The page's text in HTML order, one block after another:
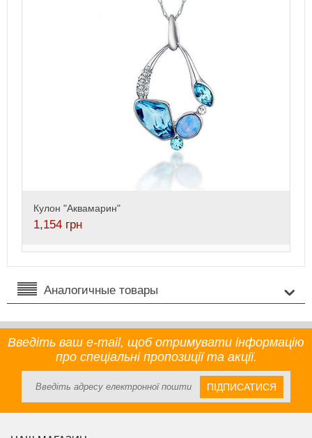
Кулон "Аквамарин"
1,154 грн
Аналогичные товары
Введіть ваш e-mail, щоб отримувати інформацію
про спеціальні пропозиції та акції.
ПІДПИСАТИСЯ